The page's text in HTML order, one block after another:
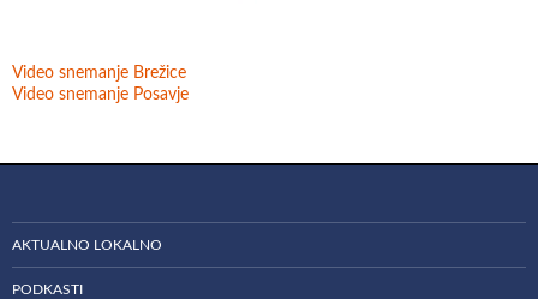
Video snemanje Brežice
Video snemanje Posavje
AKTUALNO LOKALNO
PODKASTI